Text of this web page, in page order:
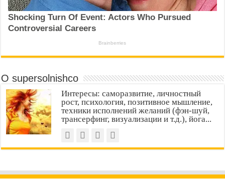
О supersolnishco
Интересы: саморазвитие, личностный
рост, психология, позитивное мышление,
техники исполнений желаний (фэн-шуй,
трансерфинг, визуализации и т.д.), йога...